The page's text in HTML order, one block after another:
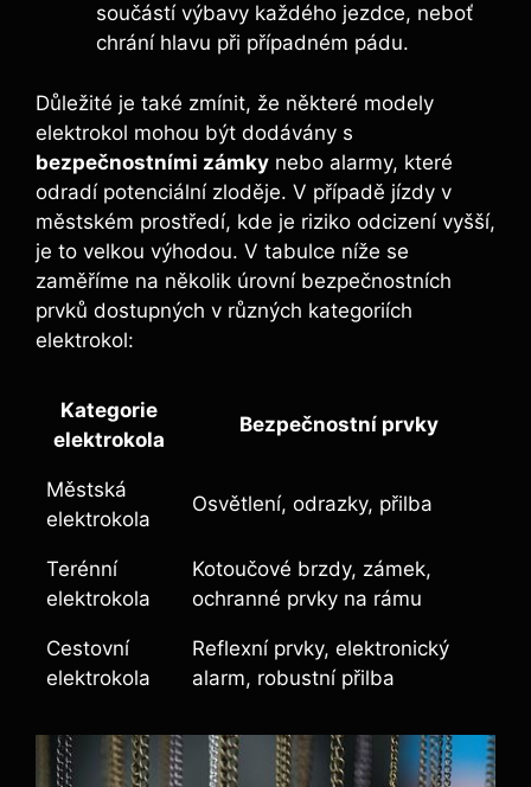
součástí výbavy každého jezdce, neboť
chrání hlavu při případném pádu.
Důležité je také zmínit, že některé modely
elektrokol mohou být dodávány s
bezpečnostními zámky nebo alarmy, které
odradí potenciální zloděje. V případě jízdy v
městském prostředí, kde je riziko odcizení vyšší,
je to velkou výhodou. V tabulce níže se
zaměříme na několik úrovní bezpečnostních
prvků dostupných v různých kategoriích
elektrokol:
Kategorie
elektrokola
Bezpečnostní prvky
Městská
elektrokola
Osvětlení, odrazky, přilba
Terénní
elektrokola
Kotoučové brzdy, zámek,
ochranné prvky na rámu
Cestovní
elektrokola
Reflexní prvky, elektronický
alarm, robustní přilba